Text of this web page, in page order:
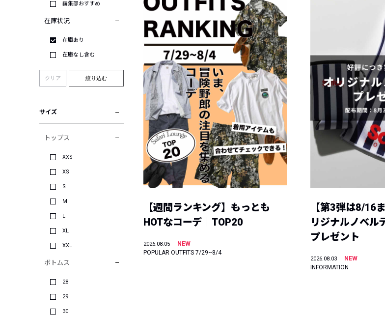
編集部おすすめ
在庫状況
在庫あり
在庫なし含む
クリア 絞り込む
サイズ
トップス
XXS
XS
S
M
L
XL
XXL
ボトムス
28
29
30
【週間ランキング】もっとも
HOTなコーデ｜TOP20
2026.08.05
NEW
POPULAR OUTFITS 7/29~8/4
【第3弾は8/16
リジナルノベル
プレゼント
2026.08.03
NEW
INFORMATION